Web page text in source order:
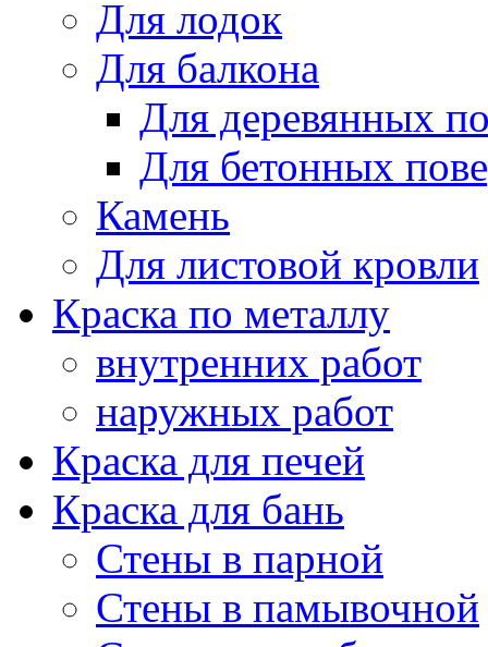
Для лодок
Для балкона
Для деревянных
Для бетонных
Камень
Для листовой кровли
Краска по металлу
внутренних работ
наружных работ
Краска для печей
Краска для бань
Стены в парной
Стены в памывочной